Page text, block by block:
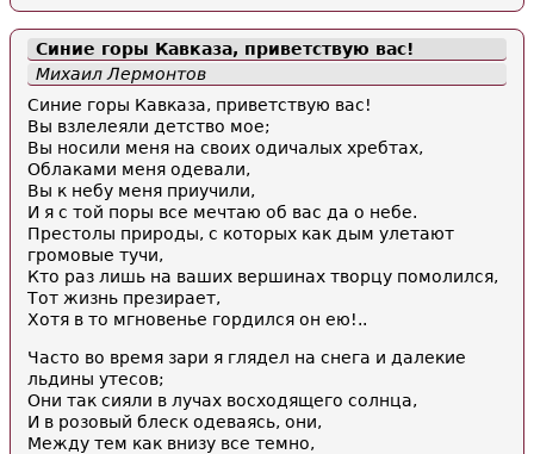
Синие горы Кавказа, приветствую вас!
Михаил Лермонтов
Синие горы Кавказа, приветствую вас!
Вы взлелеяли детство мое;
Вы носили меня на своих одичалых хребтах,
Облаками меня одевали,
Вы к небу меня приучили,
И я с той поры все мечтаю об вас да о небе.
Престолы природы, с которых как дым улетают
громовые тучи,
Кто раз лишь на ваших вершинах творцу помолился,
Тот жизнь презирает,
Хотя в то мгновенье гордился он ею!..
Часто во время зари я глядел на снега и далекие
льдины утесов;
Они так сияли в лучах восходящего солнца,
И в розовый блеск одеваясь, они,
Между тем как внизу все темно,